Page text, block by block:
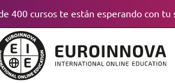
400 cursos te están esperando con tu